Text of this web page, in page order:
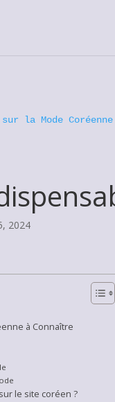
la Mode
2024
à Connaître
le site coréen ?